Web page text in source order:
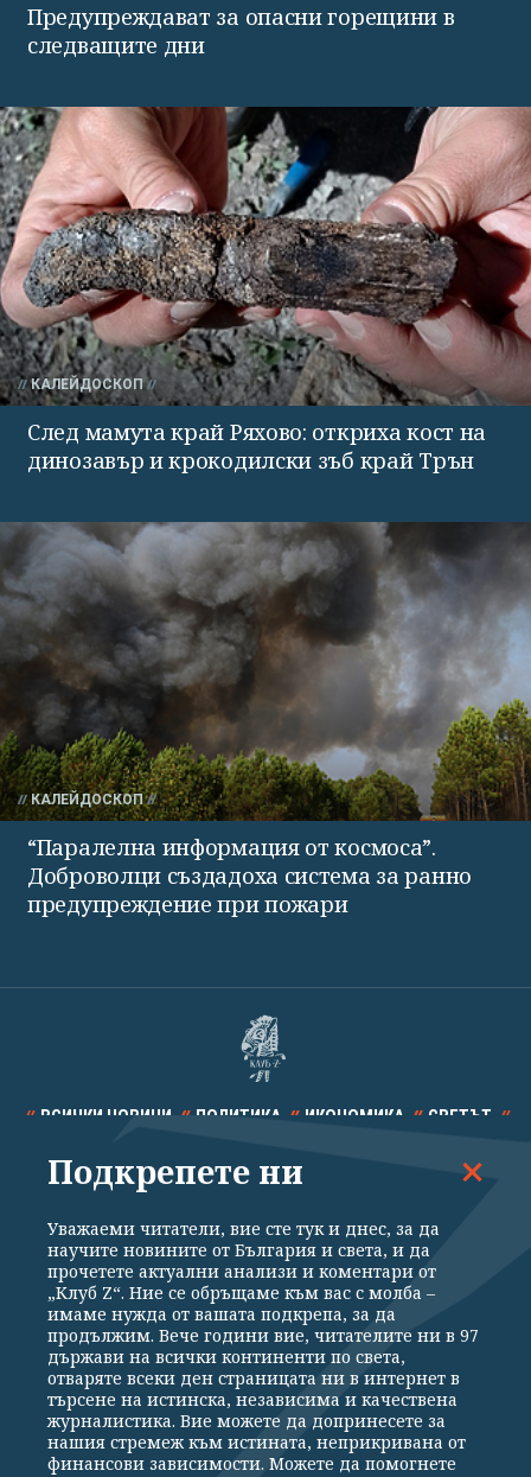
Предупреждават за опасни горещини в
следващите дни
КАЛЕЙДОСКОП
След мамута край Ряхово: откриха кост на
динозавър и крокодилски зъб край Трън
КАЛЕЙДОСКОП
“Паралелна информация от космоса”.
Доброволци създадоха система за ранно
предупреждение при пожари
ВСИЧКИ НОВИНИ ПОЛИТИКА ИКОНОМИКА СВЕТЪТ
СПОРТ КУЛТУРА ТЕХНОЛОГИИ КАЛЕЙДОСКОП
Общи условия
Политика за поверителност
Реклама
Партньори Контакти
За Клуб Z
Екип
Подкрепете ни
Подкрепете ни
Уважаеми читатели, вие сте тук и днес, за да
научите новините от България и света, и да
прочетете актуални анализи и коментари от
„Клуб Z“. Ние се обръщаме към вас с молба –
имаме нужда от вашата подкрепа, за да
продължим. Вече години вие, читателите ни в 97
държави на всички континенти по света,
отваряте всеки ден страницата ни в интернет в
търсене на истинска, независима и качествена
журналистика. Вие можете да допринесете за
нашия стремеж към истината, неприкривана от
финансови зависимости. Можете да помогнете